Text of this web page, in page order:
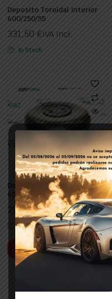
Deposito Toroidal Interior
600/250/55
331,50 €IVA Incl.
In Stock
Deposito Toroidal Int
650x200 50 L
295,00€IVA Incl.
Out of stock
Leer más